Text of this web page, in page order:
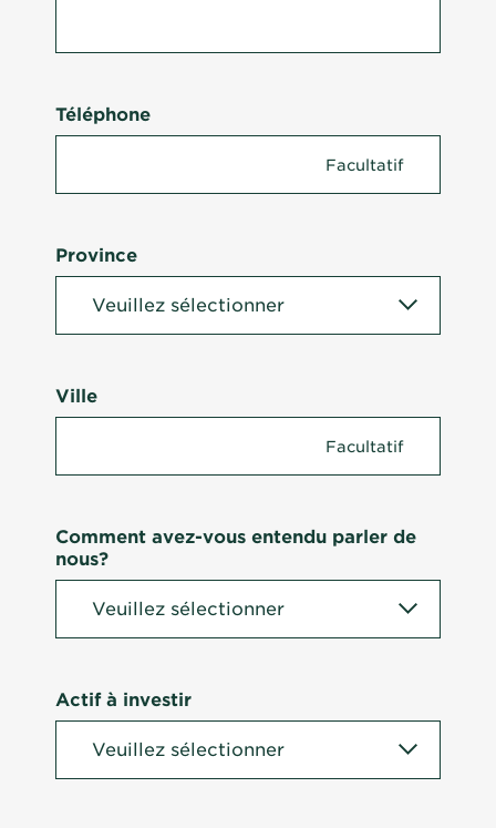
Téléphone
Province
Ville
Comment avez-vous entendu parler de
nous?
Actif à investir